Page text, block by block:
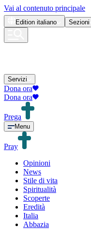
Vai al contenuto principale
Edition italiano Sezioni
Servizi
Dona ora
Dona ora
Prega
Menu
Pray
Opinioni
News
Stile di vita
Spiritualità
Scoperte
Eredità
Italia
Abbazia